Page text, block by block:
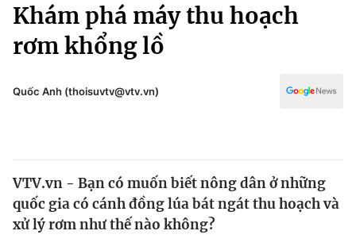
Chính trị
Thế giới
Thể thao
Truyền hình
Văn hóa - Giải trí
Đời sống
Khám phá máy thu hoạch
rơm khổng lồ
Quốc Anh (thoisuvtv@vtv.vn)
VTV.vn - Bạn có muốn biết nông dân ở những
quốc gia có cánh đồng lúa bát ngát thu hoạch và
xử lý rơm như thế nào không?